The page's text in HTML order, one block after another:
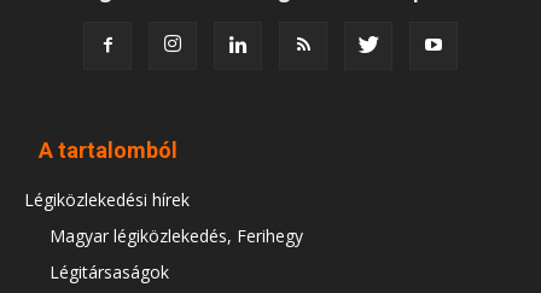
A tartalomból
Légiközlekedési hírek
Magyar légiközlekedés, Ferihegy
Légitársaságok